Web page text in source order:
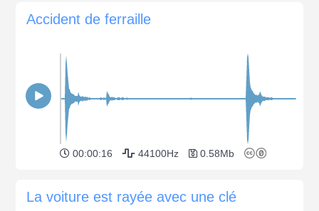
Accident de ferraille
00:00:16 44100Hz 0.58Mb
La voiture est rayée avec une clé